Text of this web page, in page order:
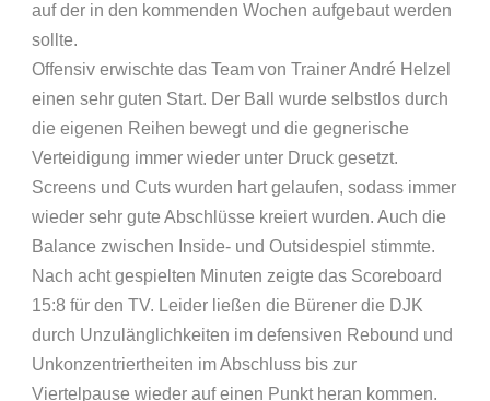
auf der in den kommenden Wochen aufgebaut werden
sollte.
Offensiv erwischte das Team von Trainer André Helzel
einen sehr guten Start. Der Ball wurde selbstlos durch
die eigenen Reihen bewegt und die gegnerische
Verteidigung immer wieder unter Druck gesetzt.
Screens und Cuts wurden hart gelaufen, sodass immer
wieder sehr gute Abschlüsse kreiert wurden. Auch die
Balance zwischen Inside- und Outsidespiel stimmte.
Nach acht gespielten Minuten zeigte das Scoreboard
15:8 für den TV. Leider ließen die Bürener die DJK
durch Unzulänglichkeiten im defensiven Rebound und
Unkonzentriertheiten im Abschluss bis zur
Viertelpause wieder auf einen Punkt heran kommen.